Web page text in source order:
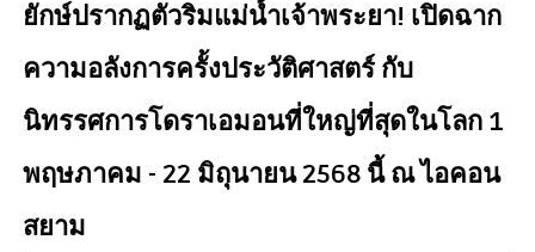
ยักษ์ปรากฏตัวริมแม่น้ำเจ้าพระยา! เปิดฉาก
ความอลังการครั้งประวัติศาสตร์ กับ
นิทรรศการโดราเอมอนที่ใหญ่ที่สุดในโลก 1
พฤษภาคม - 22 มิถุนายน 2568 นี้ ณ ไอคอน
สยาม